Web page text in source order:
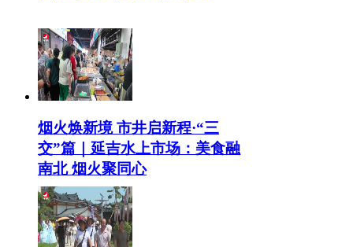
烟火焕新境 市井启新程·“三
交”篇｜延吉水上市场：美食融
南北 烟火聚同心